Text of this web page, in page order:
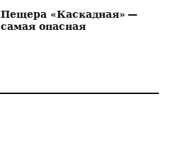
Пещера «Каскадная» —
самая опасная